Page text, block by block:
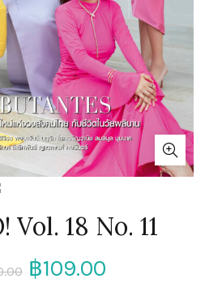
Vol. 18 No. 11
฿109.00